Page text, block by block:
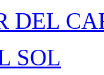
DEL
SOL